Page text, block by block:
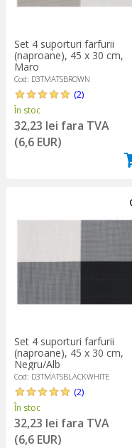
Set 4 suporturi farfurii
(naproane), 45 x 30 cm,
Maro
Cod: D3TMATSBROWN
(2)
În stoc
32,23 lei fara TVA
(6,6 EUR)
Set 4 suporturi farfurii
(naproane), 45 x 30 cm,
Negru/Alb
Cod: D3TMATSBLACKWHITE
(2)
În stoc
32,23 lei fara TVA
(6,6 EUR)